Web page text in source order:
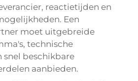
reactietijden en
Een
moet uitgebreide
technische
beschikbare
aanbieden.